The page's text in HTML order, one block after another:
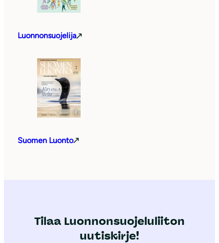
Luonnonsuojelija
Suomen Luonto
Tilaa Luonnonsuojeluliiton
uutiskirje!